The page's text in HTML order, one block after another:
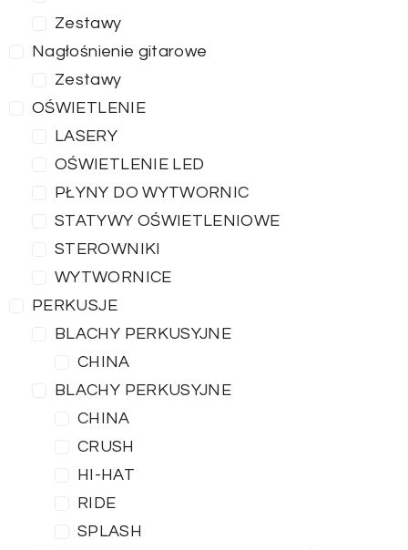
Zestawy
Nagłośnienie gitarowe
Zestawy
OŚWIETLENIE
LASERY
OŚWIETLENIE LED
PŁYNY DO WYTWORNIC
STATYWY OŚWIETLENIOWE
STEROWNIKI
WYTWORNICE
PERKUSJE
BLACHY PERKUSYJNE
CHINA
BLACHY PERKUSYJNE
CHINA
CRUSH
HI-HAT
RIDE
SPLASH